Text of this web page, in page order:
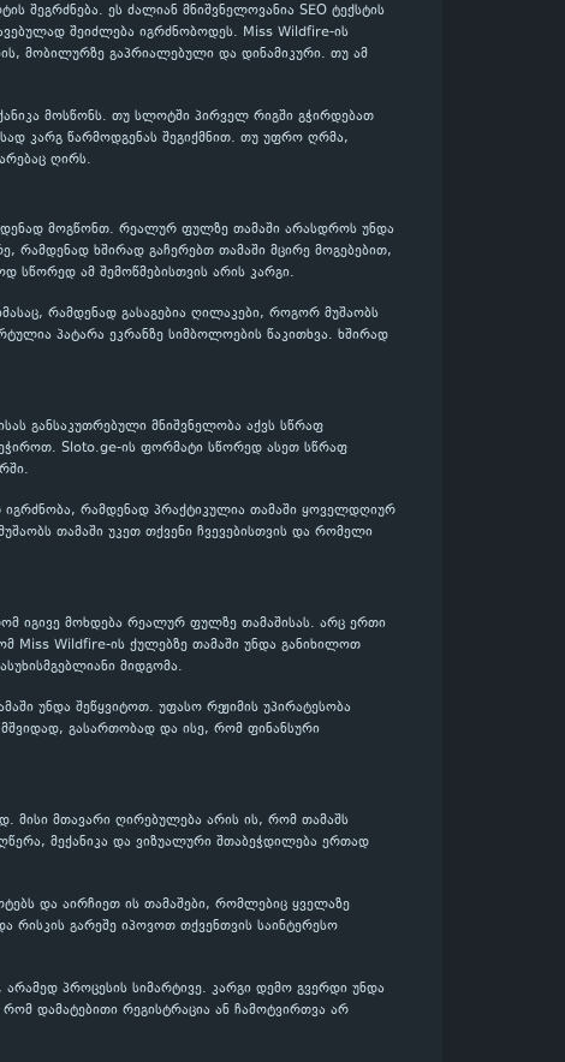
შეგრძნება. ეს ძალიან მნიშვნელოვანია SEO ტექსტის
შეიძლება იგრძნობოდეს. Miss Wildfire-ის
მობილურზე გაპრიალებული და დინამიკური. თუ ამ
მოსწონს. თუ სლოტში პირველ რიგში გჭირდებათ
კარგ წარმოდგენას შეგიქმნით. თუ უფრო ღრმა,
ღირს.
მოგწონთ. რეალურ ფულზე თამაში არასდროს უნდა
ხშირად გაჩერებთ თამაში მცირე მოგებებით,
სწორედ ამ შემოწმებისთვის არის კარგი.
რამდენად გასაგებია ღილაკები, როგორ მუშაობს
პატარა ეკრანზე სიმბოლოების წაკითხვა. ხშირად
განსაკუთრებული მნიშვნელობა აქვს სწრაფ
Sloto.ge-ის ფორმატი სწორედ ასეთ სწრაფ
რამდენად პრაქტიკულია თამაში ყოველდღიურ
თამაში უკეთ თქვენი ჩვევებისთვის და რომელი
იგივე მოხდება რეალურ ფულზე თამაშისას. არც ერთი
Miss Wildfire-ის ქულებზე თამაში უნდა განიხილოთ
მიდგომა.
უნდა შეწყვიტოთ. უფასო რეჟიმის უპირატესობა
გასართობად და ისე, რომ ფინანსური
მისი მთავარი ღირებულება არის ის, რომ თამაშს
მექანიკა და ვიზუალური შთაბეჭდილება ერთად
და აირჩიეთ ის თამაშები, რომლებიც ყველაზე
გარეშე იპოვოთ თქვენთვის საინტერესო
პროცესის სიმარტივე. კარგი დემო გვერდი უნდა
დამატებითი რეგისტრაცია ან ჩამოტვირთვა არ